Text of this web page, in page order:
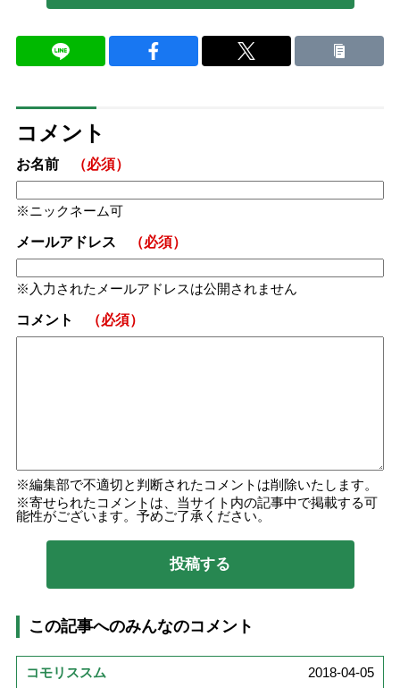
コメント
お名前 （必須）
ニックネーム可
メールアドレス （必須）
入力されたメールアドレスは公開されません
コメント （必須）
編集部で不適切と判断されたコメントは削除いたします。
寄せられたコメントは、当サイト内の記事中で掲載する可
能性がございます。予めご了承ください。
この記事へのみんなのコメント
コモリススム
2018-04-05